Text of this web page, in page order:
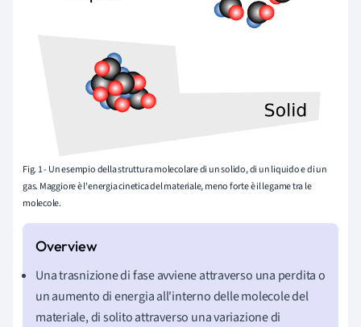
Fig. 1 - Un esempio della struttura molecolare di un solido, di un liquido e di un
gas. Maggiore è l'energia cinetica del materiale, meno forte è il legame tra le
molecole.
Una trasnizione di fase avviene attraverso una perdita o
un aumento di energia all'interno delle molecole del
materiale, di solito attraverso una variazione di